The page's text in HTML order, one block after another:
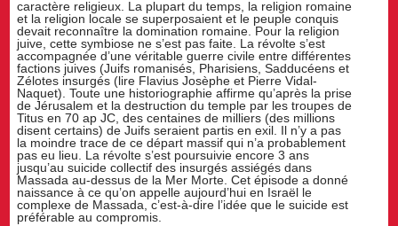
caractère religieux. La plupart du temps, la religion romaine
et la religion locale se superposaient et le peuple conquis
devait reconnaître la domination romaine. Pour la religion
juive, cette symbiose ne s’est pas faite. La révolte s’est
accompagnée d’une véritable guerre civile entre différentes
factions juives (Juifs romanisés, Pharisiens, Sadducéens et
Zélotes insurgés (lire Flavius Josèphe et Pierre Vidal-
Naquet). Toute une historiographie affirme qu’après la prise
de Jérusalem et la destruction du temple par les troupes de
Titus en 70 ap JC, des centaines de milliers (des millions
disent certains) de Juifs seraient partis en exil. Il n’y a pas
la moindre trace de ce départ massif qui n’a probablement
pas eu lieu. La révolte s’est poursuivie encore 3 ans
jusqu’au suicide collectif des insurgés assiégés dans
Massada au-dessus de la Mer Morte. Cet épisode a donné
naissance à ce qu’on appelle aujourd’hui en Israël le
complexe de Massada, c’est-à-dire l’idée que le suicide est
préférable au compromis.